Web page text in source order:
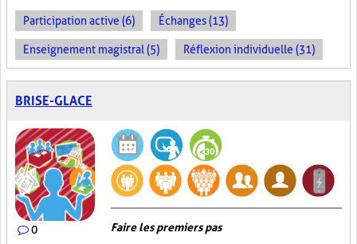
Participation active (6) Échanges (13)
Enseignement magistral (5) Réflexion individuelle (31)
BRISE-GLACE
0 Faire les premiers pas